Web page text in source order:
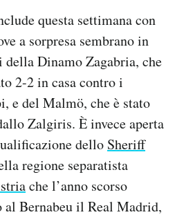
questa settimana con
a sorpresa sembrano in
Dinamo Zagabria, che
2-2 in casa contro i
e del Malmö, che è stato
Zalgiris. È invece aperta
dello Sheriff
regione separatista
che l’anno scorso
al Bernabeu il Real Madrid,